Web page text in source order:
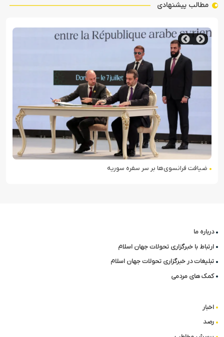
مطالب پیشنهادی
ضیافت فرانسوی‌ها بر سر سفره سوریه
درباره ما
ارتباط با خبرگزاری تحولات جهان اسلام
تبلیغات در خبرگزاری تحولات جهان اسلام
کمک های مردمی
اخبار
رصد